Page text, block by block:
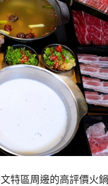
特區周邊的高評價火